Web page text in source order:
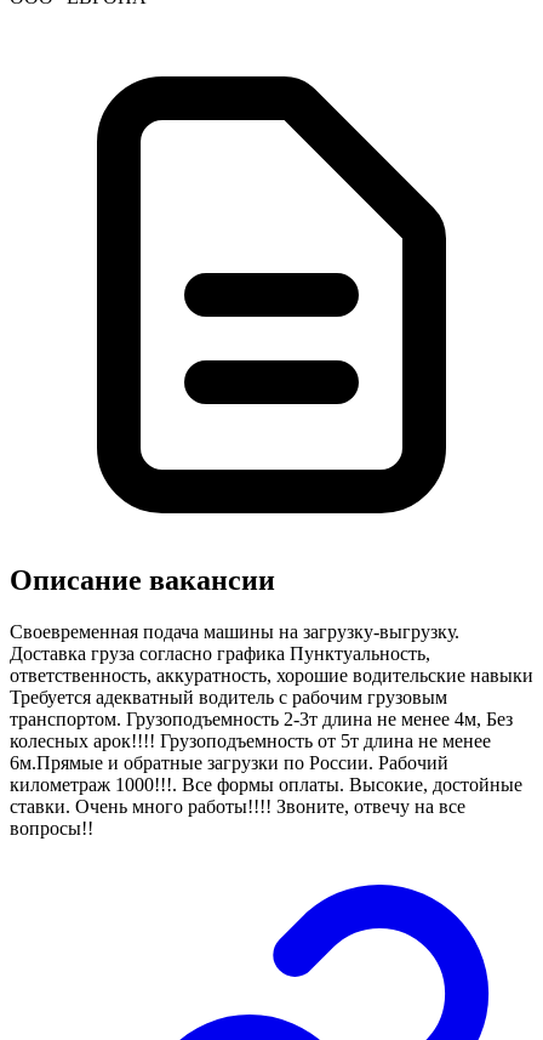
Описание вакансии
Своевременная подача машины на загрузку-выгрузку.
Доставка груза согласно графика Пунктуальность,
ответственность, аккуратность, хорошие водительские навыки
Требуется адекватный водитель с рабочим грузовым
транспортом. Грузоподъемность 2-3т длина не менее 4м, Без
колесных арок!!!! Грузоподъемность от 5т длина не менее
6м.Прямые и обратные загрузки по России. Рабочий
километраж 1000!!!. Все формы оплаты. Высокие, достойные
ставки. Очень много работы!!!! Звоните, отвечу на все
вопросы!!